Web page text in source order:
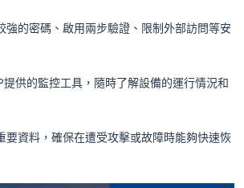
強的密碼、啟用兩步驗證、限制外部訪問等安
供的監控工具，隨時了解設備的運行情況和
要資料，確保在遭受攻擊或故障時能夠快速恢